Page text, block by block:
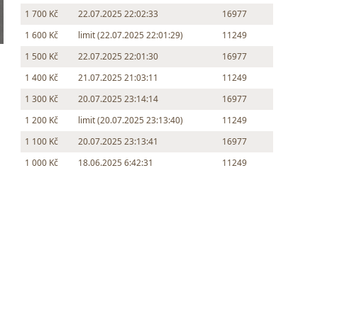
1 700 Kč
22.07.2025 22:02:33
16977
1 600 Kč
limit (22.07.2025 22:01:29)
11249
1 500 Kč
22.07.2025 22:01:30
16977
1 400 Kč
21.07.2025 21:03:11
11249
1 300 Kč
20.07.2025 23:14:14
16977
1 200 Kč
limit (20.07.2025 23:13:40)
11249
1 100 Kč
20.07.2025 23:13:41
16977
1 000 Kč
18.06.2025 6:42:31 11249